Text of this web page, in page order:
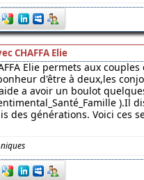
CHAFFA Elie
Elie permets aux couples
d'être à deux,les
a avoir un boulot
).Il
des générations. Voici ces